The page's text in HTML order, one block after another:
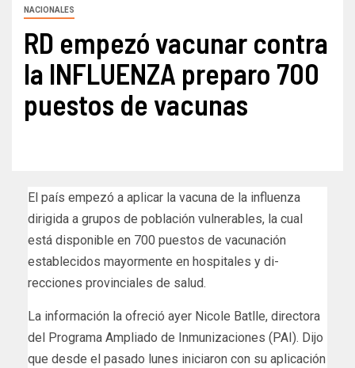
NACIONALES
RD empezó vacunar contra
la INFLUENZA preparo 700
puestos de vacunas
El país empezó a aplicar la vacuna de la influen­za
dirigida a grupos de población vulnerables, la cual
está disponible en 700 puestos de vacuna­ción
establecidos mayor­mente en hospitales y di­
recciones provinciales de salud.
La información la ofreció ayer Nicole Batlle, direc­tora
del Programa Am­pliado de Inmunizacio­nes (PAI). Dijo
que desde el pasado lunes iniciaron con su aplicación